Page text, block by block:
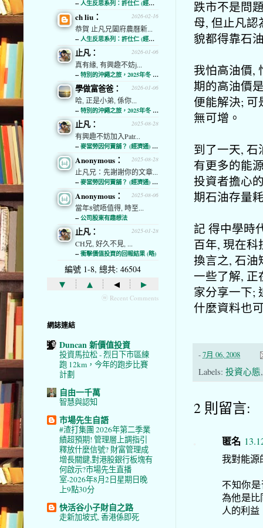
跌市不是問
母, 但止凡
貌都得靠石
我怕高油價,
期的高油價
便能解決; 可
無可增。
到了一天,
有更多的能
投資者擔心
期石油存量
記 得中學時
百年, 現在
換言之, 石油
一些了解, 正
家分享一下;
什麼資料也
-7月 06, 2008
Labels: 投資心態
2 則留言:
匿名
我對能源
不知你
為他是
人的利益
-- 人生反思系列：許仕仁 (經濟通)
2026-02-16
ch liu：
恭賀 止凡兄闔府農曆新...
-- 人生反思系列：許仕仁 (經濟通)
2026-01-06
止凡：
真有緣, 有興趣不妨j...
-- 特別的沖繩之旅，2025年冬 (經濟通)
2026-01-06
學做富爸爸：
哈, 正是小弟, 係你...
-- 特別的沖繩之旅，2025年冬 (經濟通)
2025-08-28
止凡：
有興趣不妨加入Patr...
-- 麥當勞因何賣舖？ (經濟通) (略)
2025-08-28
Anonymous：
止凡兄：先謝謝你的文章...
-- 麥當勞因何賣舖？ (經濟通) (略)
2025-08-06
Anonymous：
當年8號唔值得, 時至...
-- 公司股東有趣想法
2025-01-28
止凡：
CH兄, 好久不見, ...
-- 衝擊價值投資的回報結果 (略)
編號 1-8, 總共: 46504
▾ ▴ ◂ ▸
ⓦ Recent Comments
網誌連結
Duncan 新價值投資
投資馬拉松 - 烈日下市區練
跑 12km，今年的跑步比賽
計劃
自由一千萬
智慧與認知
市場先生自語
#渣打集團 2026年第二季業
績超預期! 管理層上調指引
釋放什麼信號? 財富管理成
增長關鍵,對港股銀行板塊有
何啟示?市場先生直播
室-2026年8月2日星期日晚
上9點30分
快活谷小子財自之路
走新加坡式, 香港係即死